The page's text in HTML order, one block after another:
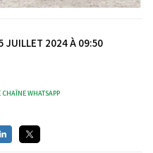
JUILLET 2024 À 09:50
CHAÎNE WHATSAPP